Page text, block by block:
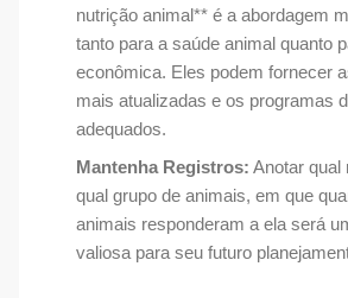
nutrição animal** é a abordagem
tanto para a saúde animal quanto
econômica. Eles podem fornecer
mais atualizadas e os programas
adequados.
Mantenha Registros: Anotar qual
qual grupo de animais, em que
animais responderam a ela será
valiosa para seu futuro